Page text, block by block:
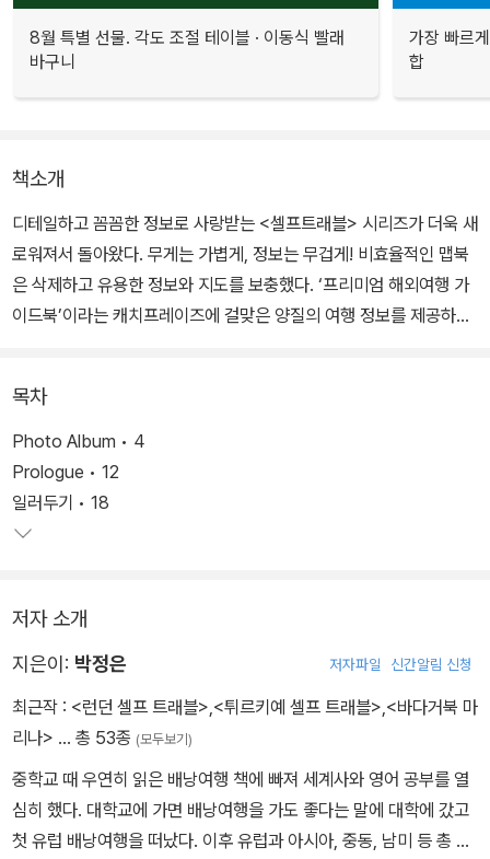
8월 특별 선물. 각도 조절 테이블 · 이동식 빨래
바구니
가장 빠르
합
책소개
디테일하고 꼼꼼한 정보로 사랑받는 <셀프트래블> 시리즈가 더욱 새
로워져서 돌아왔다. 무게는 가볍게, 정보는 무겁게! 비효율적인 맵북
은 삭제하고 유용한 정보와 지도를 보충했다. ‘프리미엄 해외여행 가
이드북’이라는 캐치프레이즈에 걸맞은 양질의 여행 정보를 제공하기
『튀르키예 셀프트래블』 2025-2026 최신판은 완전히 새로워진 표
지와 튀르키예 전문 여행작가가 직접 발로 뛰며 꼼꼼하게 취재한 최
신 정보로 독자를 찾아왔다. 특히 이번 『튀르키예 셀프트래블』은 위
치나 사이트로 바로 이동할 수 있는 QR 코드를 삽입하여 명소의 정
한 주요 여섯 지역을 다뤄 한 권으로 충분한 튀르키예의 모든 것을
『튀르키예 셀프트래블』로 만나보자.
목차
Photo Album • 4
Prologue • 12
일러두기 • 18
저자 소개
지은이: 박정은 저자파일 신간알림 신청
최근작 : <런던 셀프 트래블> <튀르키예 셀프 트래블> <바다거북 마
리나> … 총 53종 (모두보기)
중학교 때 우연히 읽은 배낭여행 책에 빠져 세계사와 영어 공부를 열
심히 했다. 대학교에 가면 배낭여행을 가도 좋다는 말에 대학에 갔고
첫 유럽 배낭여행을 떠났다. 이후 유럽과 아시아, 중동, 남미 등 총 6